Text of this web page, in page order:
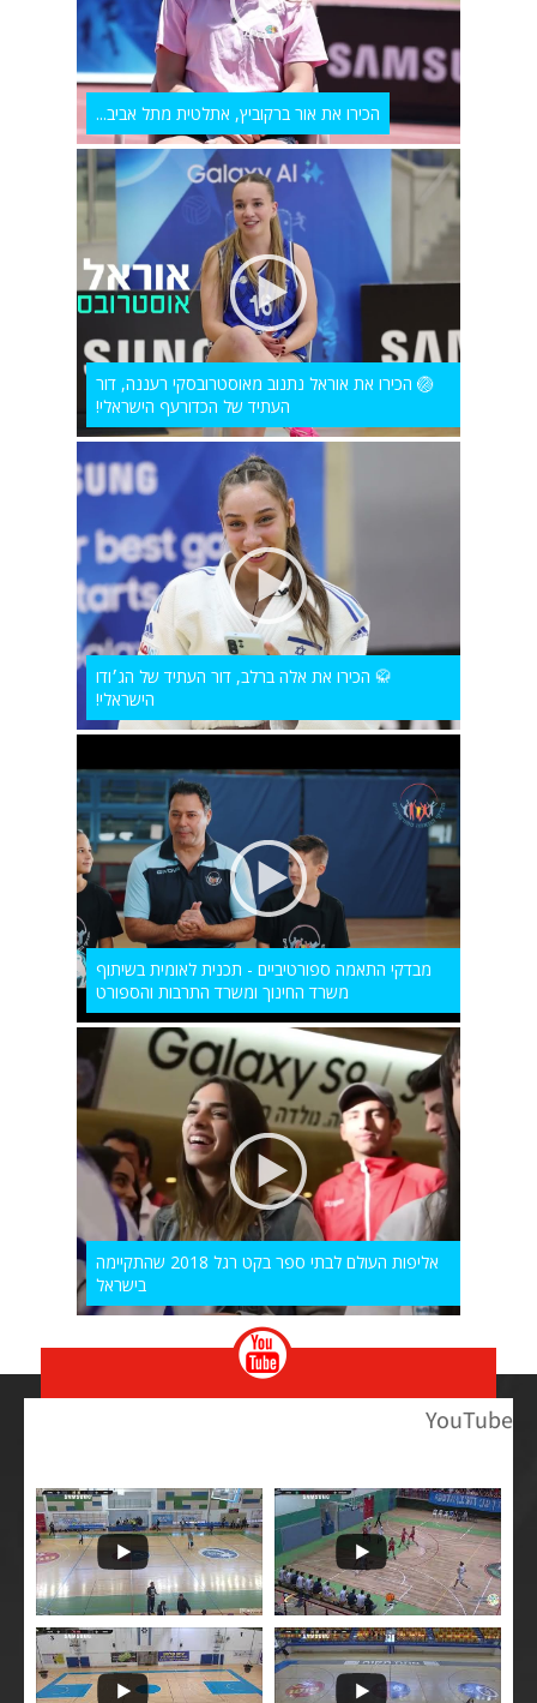
הכירו את אור ברקוביץ, אתלטית מתל אביב...
🏐 הכירו את אוראל נתנוב מאוסטרובסקי רעננה, דור
העתיד של הכדורעף הישראלי!
🥋 הכירו את אלה ברלב, דור העתיד של הג׳ודו
הישראלי!
מבדקי התאמה ספורטיביים - תכנית לאומית בשיתוף
משרד החינוך ומשרד התרבות והספורט
אליפות העולם לבתי ספר בקט רגל 2018 שהתקיימה
בישראל
YouTube